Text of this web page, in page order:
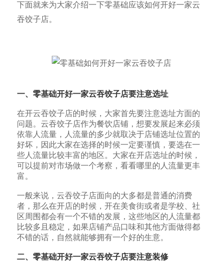
下面就来为大家介绍一下零基础应该如何开好一家云
吞饺子店。
一、零基础开好一家云吞饺子店要注意选址
在开云吞饺子店的时候，大家首先要注意选址方面的
问题。云吞饺子店作为餐饮店铺，想要发展起来必须
依靠人流量，人流量的多少就取决于店铺选址位置的
好坏，因此大家在选择的时候一定要谨慎，要选在一
些人流量比较丰富的地区。大家在开店选址的时候，
可以提前对市场做一个考察，看看哪里的人流量更丰
富。
一般来说，云吞饺子店面向的大多都是普通的消费
者，那么在开店的时候，开在美食街或者是学校、社
区周围都会有一个不错的发展，这些地区的人流量都
比较多且稳定，如果店铺产品口味和其他方面做得都
不错的话，自然就能够拥有一个好的生意。
二、零基础开好一家云吞饺子店要注意装修